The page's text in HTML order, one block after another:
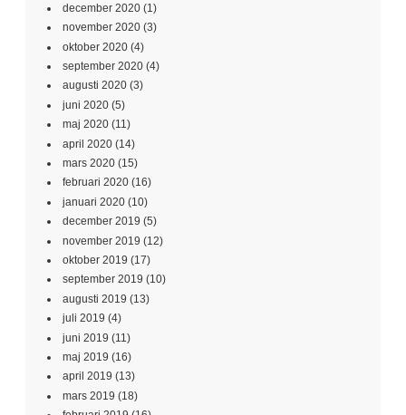
december 2020 (1)
november 2020 (3)
oktober 2020 (4)
september 2020 (4)
augusti 2020 (3)
juni 2020 (5)
maj 2020 (11)
april 2020 (14)
mars 2020 (15)
februari 2020 (16)
januari 2020 (10)
december 2019 (5)
november 2019 (12)
oktober 2019 (17)
september 2019 (10)
augusti 2019 (13)
juli 2019 (4)
juni 2019 (11)
maj 2019 (16)
april 2019 (13)
mars 2019 (18)